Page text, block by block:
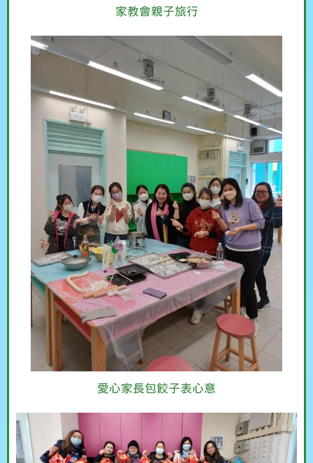
家教會親子旅行
愛心家長包餃子表心意